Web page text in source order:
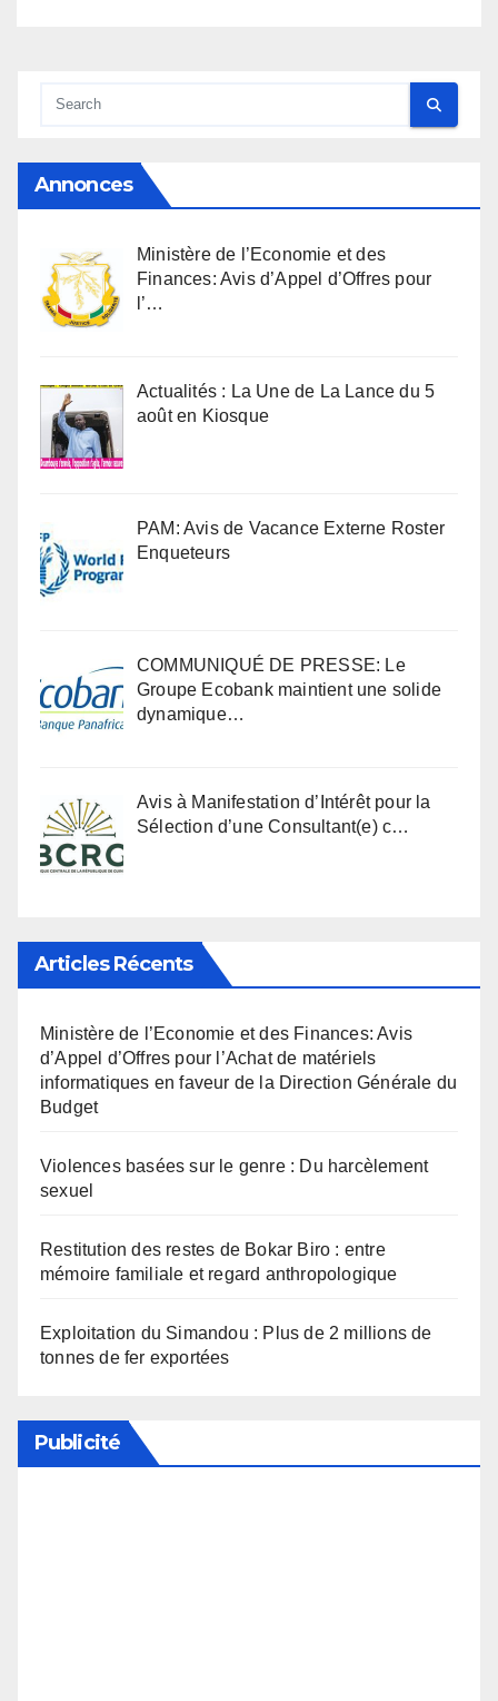
Annonces
Ministère de l’Economie et des
Finances: Avis d’Appel d’Offres pour
l’…
Actualités : La Une de La Lance du 5
août en Kiosque
PAM: Avis de Vacance Externe Roster
Enqueteurs
COMMUNIQUÉ DE PRESSE: Le
Groupe Ecobank maintient une solide
dynamique…
Avis à Manifestation d’Intérêt pour la
Sélection d’une Consultant(e) c…
Articles Récents
Ministère de l’Economie et des Finances: Avis
d’Appel d’Offres pour l’Achat de matériels
informatiques en faveur de la Direction Générale du
Budget
Violences basées sur le genre : Du harcèlement
sexuel
Restitution des restes de Bokar Biro : entre
mémoire familiale et regard anthropologique
Exploitation du Simandou : Plus de 2 millions de
tonnes de fer exportées
Publicité